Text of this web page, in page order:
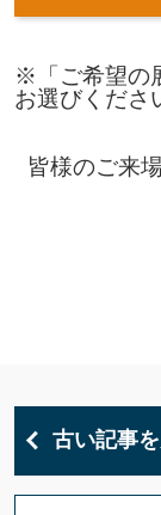
※「ご希望の
お選びくださ
古い記事